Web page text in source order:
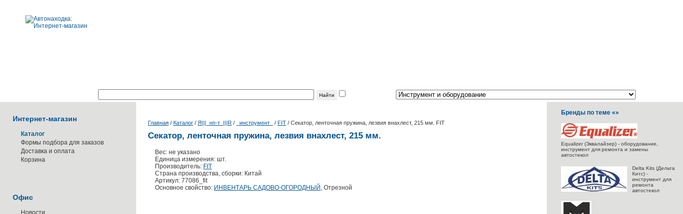
Интернет-магазин
Каталог
Формы подбора для заказов
Доставка и оплата
Корзина
Офис
Новости
Главная / Каталог / Я|||_нп-т_|||R / _инструмент_ / FIT / Секатор, ленточная пружина, лезвия внахлест, 215 мм. FIT
Секатор, ленточная пружина, лезвия внахлест, 215 мм.
Вес: не указано
Единица измерения: шт.
Производитель: FIT
Страна производства, сборки: Китай
Артикул: 77086_fit
Основное свойство: ИНВЕНТАРЬ САДОВО-ОГОРОДНЫЙ , Отрезной
Бренды по теме «»
Equalizer (Эквалайзер) - оборудование,
инструмент для ремонта и замены
автостекол
Delta Kits (Дельта
Китс) -
инструмент для
ремонта
автостекол